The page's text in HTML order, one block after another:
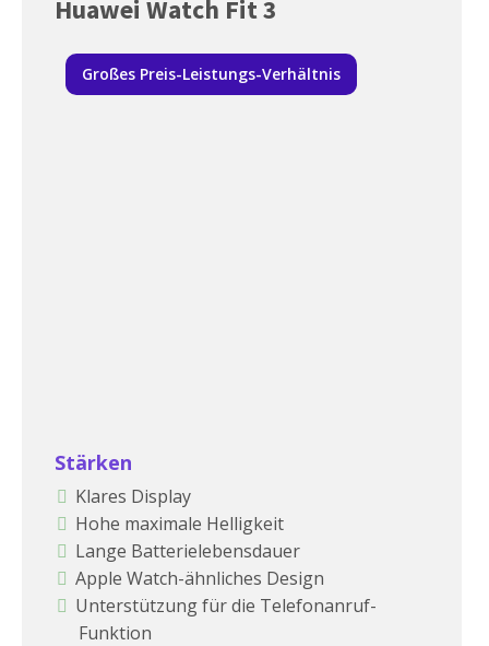
Huawei Watch Fit 3
Großes Preis-Leistungs-Verhältnis
Stärken
Klares Display
Hohe maximale Helligkeit
Lange Batterielebensdauer
Apple Watch-ähnliches Design
Unterstützung für die Telefonanruf-
Funktion